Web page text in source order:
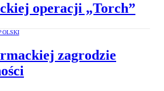
operacji „Torch”
zagrodzie